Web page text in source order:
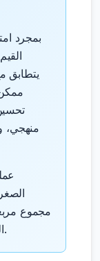
بمجرد
يتطابق
منهجي،
مجموع
النموذج والعوائد الملاحظة في السوق.